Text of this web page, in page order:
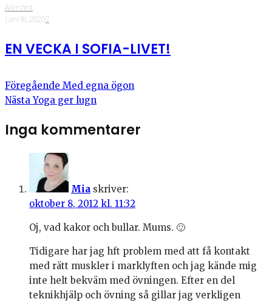
Allmänt
·juni 18, 2020·7
EN VECKA I SOFIA-LIVET!
Föregående Med egna ögon
Nästa Yoga ger lugn
Inga kommentarer
Mia skriver:
oktober 8, 2012 kl. 11:32
Oj, vad kakor och bullar. Mums. 🙂
Tidigare har jag hft problem med att få kontakt
med rätt muskler i marklyften och jag kände mig
inte helt bekväm med övningen. Efter en del
teknikhjälp och övning så gillar jag verkligen